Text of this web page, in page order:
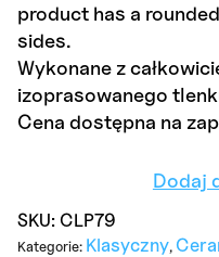
product has a
sides.
Wykonane z
izoprasowanego
Cena dostępna na
Dodaj
SKU: CLP79
Kategorie: Klasyczny,